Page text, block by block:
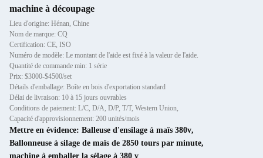
machine à découpage
Lieu d'origine: Hénan, Chine
Nom de marque: CQ
Certification: CE, ISO
Numéro de modèle: Le montant de l'aide est fixé à la valeur de l'aide.
Quantité de commande min: 1 série
Prix: $3000-$4500/set
Détails d'emballage: Boîte en bois d'exportation standard
Délai de livraison: 10 à 15 jours ouvrables
Conditions de paiement: L/C, D/A, D/P, T/T, Western Union,
Capacité d'approvisionnement: 200 unités/mois
Mettre en évidence: Balleuse d'ensilage à maïs 380v,
Ballonneuse à silage de maïs de 2850 tours par minute,
machine à emballer la sélage à 380 v